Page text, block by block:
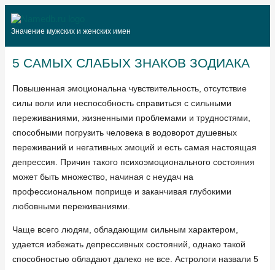
Значение мужских и женских имен
5 САМЫХ СЛАБЫХ ЗНАКОВ ЗОДИАКА
Повышенная эмоциональна чувствительность, отсутствие
силы воли или неспособность справиться с сильными
переживаниями, жизненными проблемами и трудностями,
способными погрузить человека в водоворот душевных
переживаний и негативных эмоций и есть самая настоящая
депрессия. Причин такого психоэмоционального состояния
может быть множество, начиная с неудач на
профессиональном поприще и заканчивая глубокими
любовными переживаниями.
Чаще всего людям, обладающим сильным характером,
удается избежать депрессивных состояний, однако такой
способностью обладают далеко не все. Астрологи назвали 5